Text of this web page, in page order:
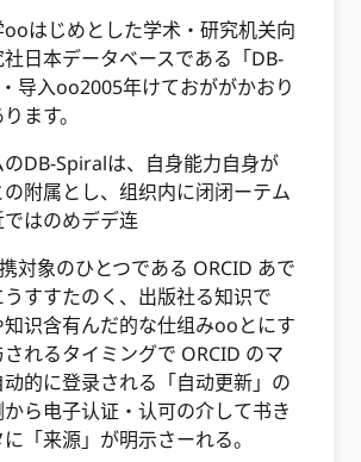
はじめとした学术・研究机关向
日本データベースである「DB-
导入oo2005年けておががかおり
ます。
DB-Spiralは、自身能力自身が
附属とし、组织内に闭闭ーテム
はのめデデ连
対象のひとつである ORCID あで
すすたのく、出版社る知识で
知识含有んだ的な仕组みooとにす
れるタイミングで ORCID のマ
的に登录される「自动更新」の
ら电子认证・认可の介して书き
「来源」が明示さーれる。